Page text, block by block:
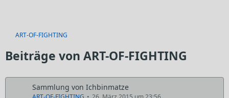
ART-OF-FIGHTING
Beiträge von ART-OF-FIGHTING
Sammlung von Ichbinmatze